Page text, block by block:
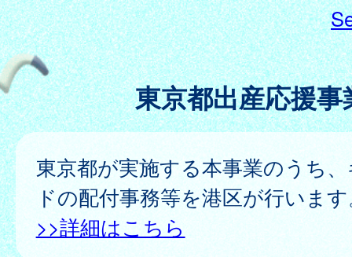
東京都出産応援事
東京都が実施する本事業のうち
ドの配付事務等を港区が行いま
>>詳細はこちら